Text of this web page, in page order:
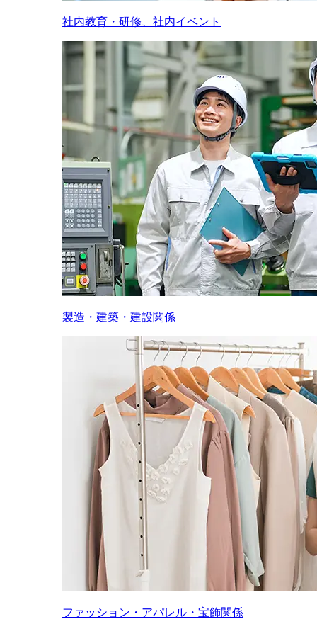
社内教育・研修、社内イベント
製造・建築・建設関係
ファッション・アパレル・宝飾関係